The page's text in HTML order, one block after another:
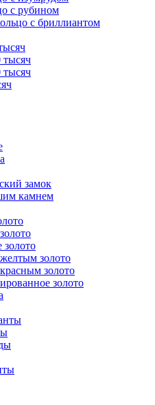
с рубином
с бриллиантом
тысяч
тысяч
замок
камнем
золото
золото
золото
золото